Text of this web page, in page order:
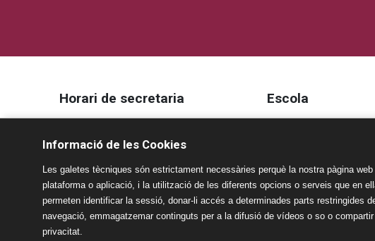
Horari de secretaria
9.00h a 13.00h
15.00 a 17.00h
Escola
Aspectes Legals
Avís Legal
Política de Privacitat
Informació de les Cookies
Les galetes tècniques són estrictament necessàries perquè la nostra pàgina
plataforma o aplicació, i la utilització de les diferents opcions o serveis que en
permeten identificar la sessió, donar-li accés a determinades parts restringides
navegació, emmagatzemar continguts per a la difusió de vídeos o so o
privacitat.